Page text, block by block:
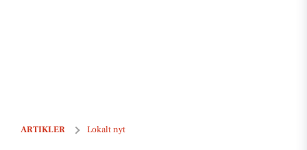
ARTIKLER Lokalt nyt
149 medarbejdere og flere bygninger overgår fra Aarhus Kommune